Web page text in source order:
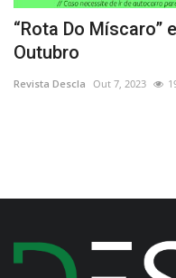
“Rota Do Míscaro”
Outubro
Revista Descla Out 7, 2023